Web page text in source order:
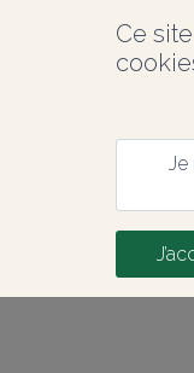
Ce
Je